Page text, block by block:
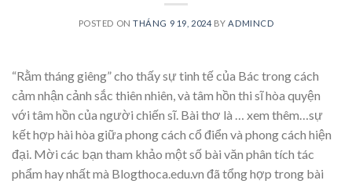
POSTED ONTHÁNG 9 19, 2024 BY ADMINCD
“Rằm tháng giêng” cho thấy sự tinh tế của Bác trong cách
cảm nhận cảnh sắc thiên nhiên, và tâm hồn thi sĩ hòa quyện
với tâm hồn của người chiến sĩ. Bài thơ là
… xem thêm… sự
kết hợp hài hòa giữa phong cách cổ điển và phong cách hiện
đại. Mời các bạn tham khảo một số bài văn phân tích tác
phẩm hay nhất mà Blogthoca.edu.vn đã tổng hợp trong bài